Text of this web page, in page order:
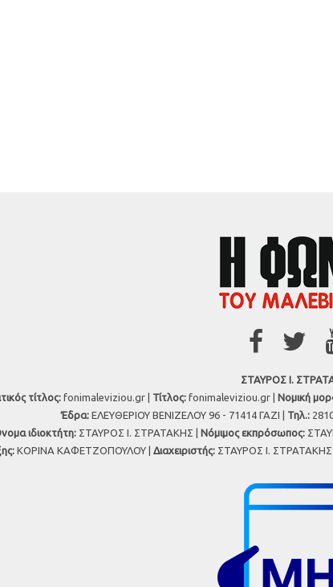
ΣΤΑΥΡΟΣ Ι.
τίτλος: fonimaleviziou.gr | Τίτλος: fonimaleviziou.gr | Νομική
Έδρα: ΕΛΕΥΘΕΡΙΟΥ ΒΕΝΙΖΕΛΟΥ 96 - 71414 ΓΑΖΙ | Τηλ.:
ιδιοκτήτη: ΣΤΑΥΡΟΣ Ι. ΣΤΡΑΤΑΚΗΣ | Νόμιμος εκπρόσωπος:
ΚΟΡΙΝΑ ΚΑΦΕΤΖΟΠΟΥΛΟΥ | Διαχειριστής: ΣΤΑΥΡΟΣ Ι. ΣΤΡΑΤΑΚΗΣ